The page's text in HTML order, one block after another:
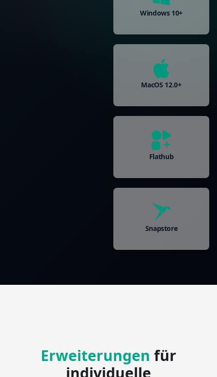
Windows 10+
MacOS 12.0+
Flathub
Snapstore
Erweiterungen für
individuelle